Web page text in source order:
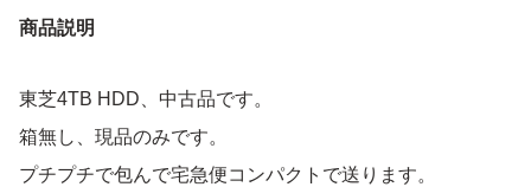
商品説明
東芝4TB HDD、中古品です。
箱無し、現品のみです。
プチプチで包んで宅急便コンパクトで送ります。